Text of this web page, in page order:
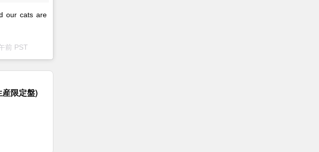
our cats are
前 PST
産限定盤)